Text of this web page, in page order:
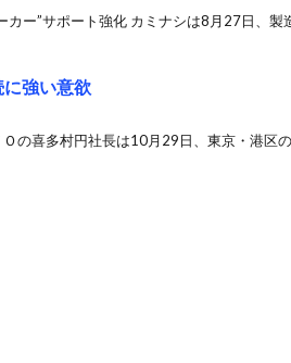
ー”サポート強化 カミナシは8月27日、製
強い意欲
の喜多村円社長は10月29日、東京・港区の